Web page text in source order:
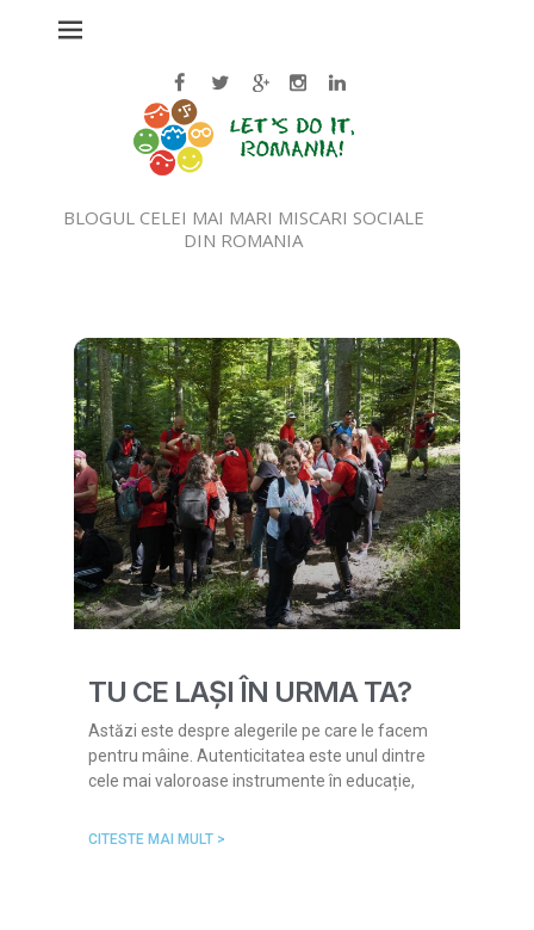
BLOGUL CELEI MAI MARI MISCARI SOCIALE
DIN ROMANIA
TU CE LAȘI ÎN URMA TA?
Astăzi este despre alegerile pe care le facem
pentru mâine. Autenticitatea este unul dintre
cele mai valoroase instrumente în educație,
CITESTE MAI MULT >